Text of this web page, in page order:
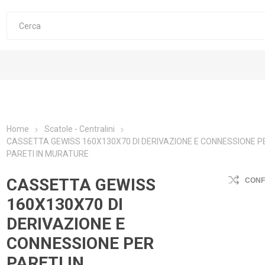
Home
Scatole - Centralini
CASSETTA GEWISS 160X130X70 DI DERIVAZIONE E CONNESSIONE
PARETI IN MURATURE
CASSETTA GEWISS
160X130X70 DI
DERIVAZIONE E
CONNESSIONE PER